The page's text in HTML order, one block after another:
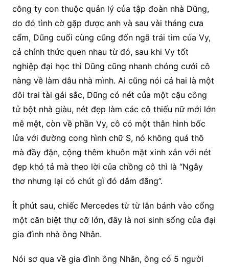
công ty con thuộc quản lý của tập đoàn nhà Dũng,
do đó tình cờ gặp được anh và sau vài tháng cưa
cẩm, Dũng cuối cùng cũng đốn ngã trái tim của Vy,
cả chính thức quen nhau từ đó, sau khi Vy tốt
nghiệp đại học thì Dũng cũng nhanh chóng cưới cô
nàng về làm dâu nhà mình. Ai cũng nói cả hai là một
đôi trai tài gái sắc, Dũng có nét của một cậu công
tử bột nhà giàu, nét đẹp làm các cô thiếu nữ mới lớn
mê mệt, còn về phần Vy, cô có một thân hình bốc
lửa với đường cong hình chữ S, nó không quá thô
mà đầy đặn, cộng thêm khuôn mặt xinh xắn với nét
đẹp khó tả mà theo lời của chồng cô thì là “Ngây
thơ nhưng lại có chút gì đó dâm đãng”.
Ít phút sau, chiếc Mercedes từ từ lăn bánh vào cổng
một căn biệt thự cỡ lớn, đây là nơi sinh sống của đại
gia đình nhà ông Nhân.
Nói sơ qua về gia đình ông Nhân, ông có 5 người